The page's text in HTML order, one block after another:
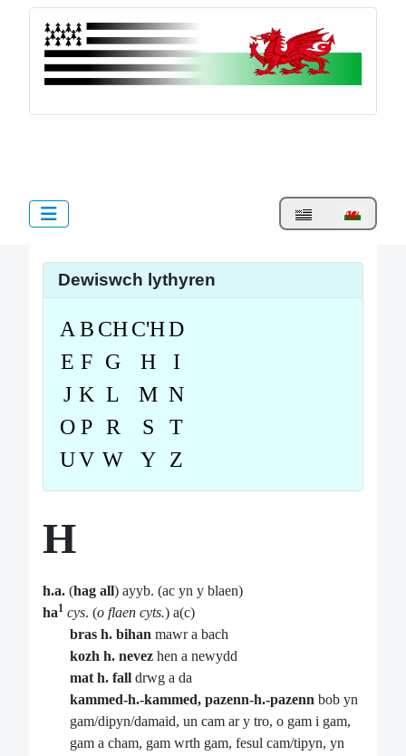
Dewiswch eich iaith
Dewiswch lythyren
A B CHC'HD
E F G H
I
J K L M N
O P R S
T
UV W Y Z
H
h.a. (hag all) ayyb. (ac yn y blaen)
ha1 cys. (o flaen cyts.) a(c)
bras h. bihan mawr a bach
kozh h. nevez hen a newydd
mat h. fall drwg a da
kammed-h.-kammed, pazenn-h.-pazenn bob yn
gam/dipyn/damaid, un cam ar y tro, o gam i gam,
gam a cham, gam wrth gam, fesul cam/tipyn, yn